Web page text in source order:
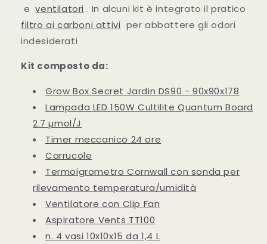
eventilatori . In alcuni kit è integrato il pratico
filtro ai carboni attivi per abbattere gli odori
indesiderati
Kit composto da:
Grow Box Secret Jardin DS90 - 90x90x178
Lampada LED 150W Cultilite Quantum Board
2.7 µmol/J
Timer meccanico 24 ore
Carrucole
Termoigrometro Cornwall con sonda per
rilevamento temperatura/umidità
Ventilatore con Clip Fan
Aspiratore Vents TT100
n. 4 vasi 10x10x15 da 1,4 L